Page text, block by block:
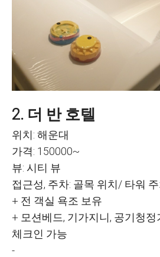
2. 더 반 호텔
위치: 해운대
가격: 150000~
뷰: 시티 뷰
접근성, 주차: 골목 위치/ 타워
+ 전 객실 욕조 보유
+ 모션베드, 기가지니, 공기청정
체크인 가능
-